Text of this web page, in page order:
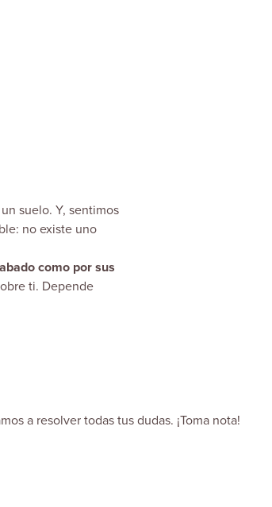
suelo. Y, sentimos
no existe uno
como por sus
ti. Depende
a resolver todas tus dudas. ¡Toma nota!